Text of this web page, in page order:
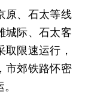
原、石太等线
城际、石太客
限速运行，
市郊铁路怀密